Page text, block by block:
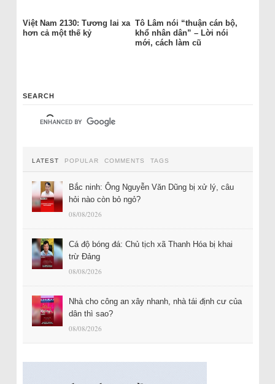
Việt Nam 2130: Tương lai xa
hơn cả một thế kỷ
Tô Lâm nói “thuận cán bộ,
khổ nhân dân” – Lời nói
mới, cách làm cũ
SEARCH
LATEST POPULAR COMMENTS TAGS
Bắc ninh: Ông Nguyễn Văn Dũng bị xử lý, câu
hỏi nào còn bỏ ngỏ?
08/08/2026
Cá độ bóng đá: Chủ tịch xã Thanh Hóa bị khai
trừ Đảng
08/08/2026
Nhà cho công an xây nhanh, nhà tái định cư của
dân thì sao?
08/08/2026